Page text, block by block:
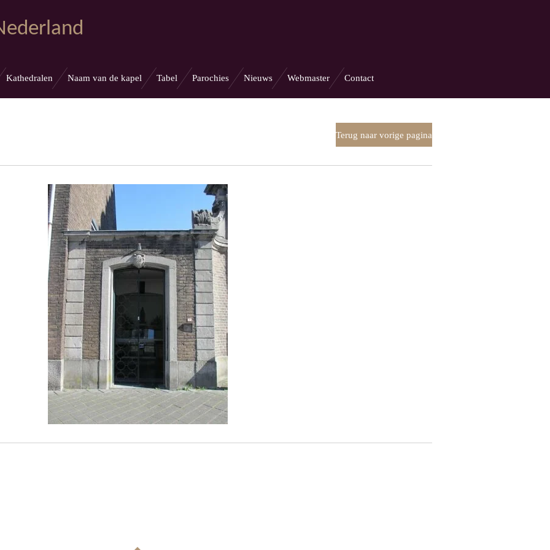
Kathedralen Naam van de kapel Tabel Parochies Nieuws Webmaster Contact
Terug naar vorige pagina